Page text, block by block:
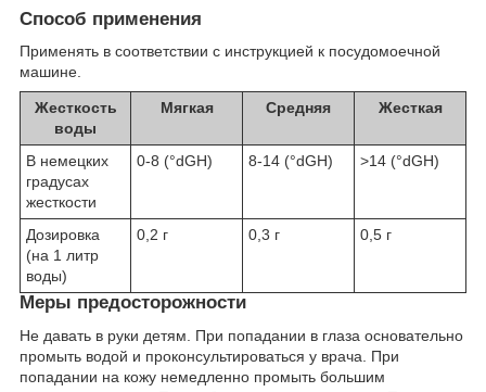
Способ применения
Применять в соответствии с инструкцией к посудомоечной
машине.
Жесткость
воды
Мягкая Средняя Жесткая
В немецких
градусах
жесткости
0-8 (°dGH) 8-14 (°dGH) >14 (°dGH)
Дозировка
(на 1 литр
воды)
0,2 г 0,3 г 0,5 г
Меры предосторожности
Не давать в руки детям. При попадании в глаза основательно
промыть водой и проконсультироваться у врача. При
попадании на кожу немедленно промыть большим